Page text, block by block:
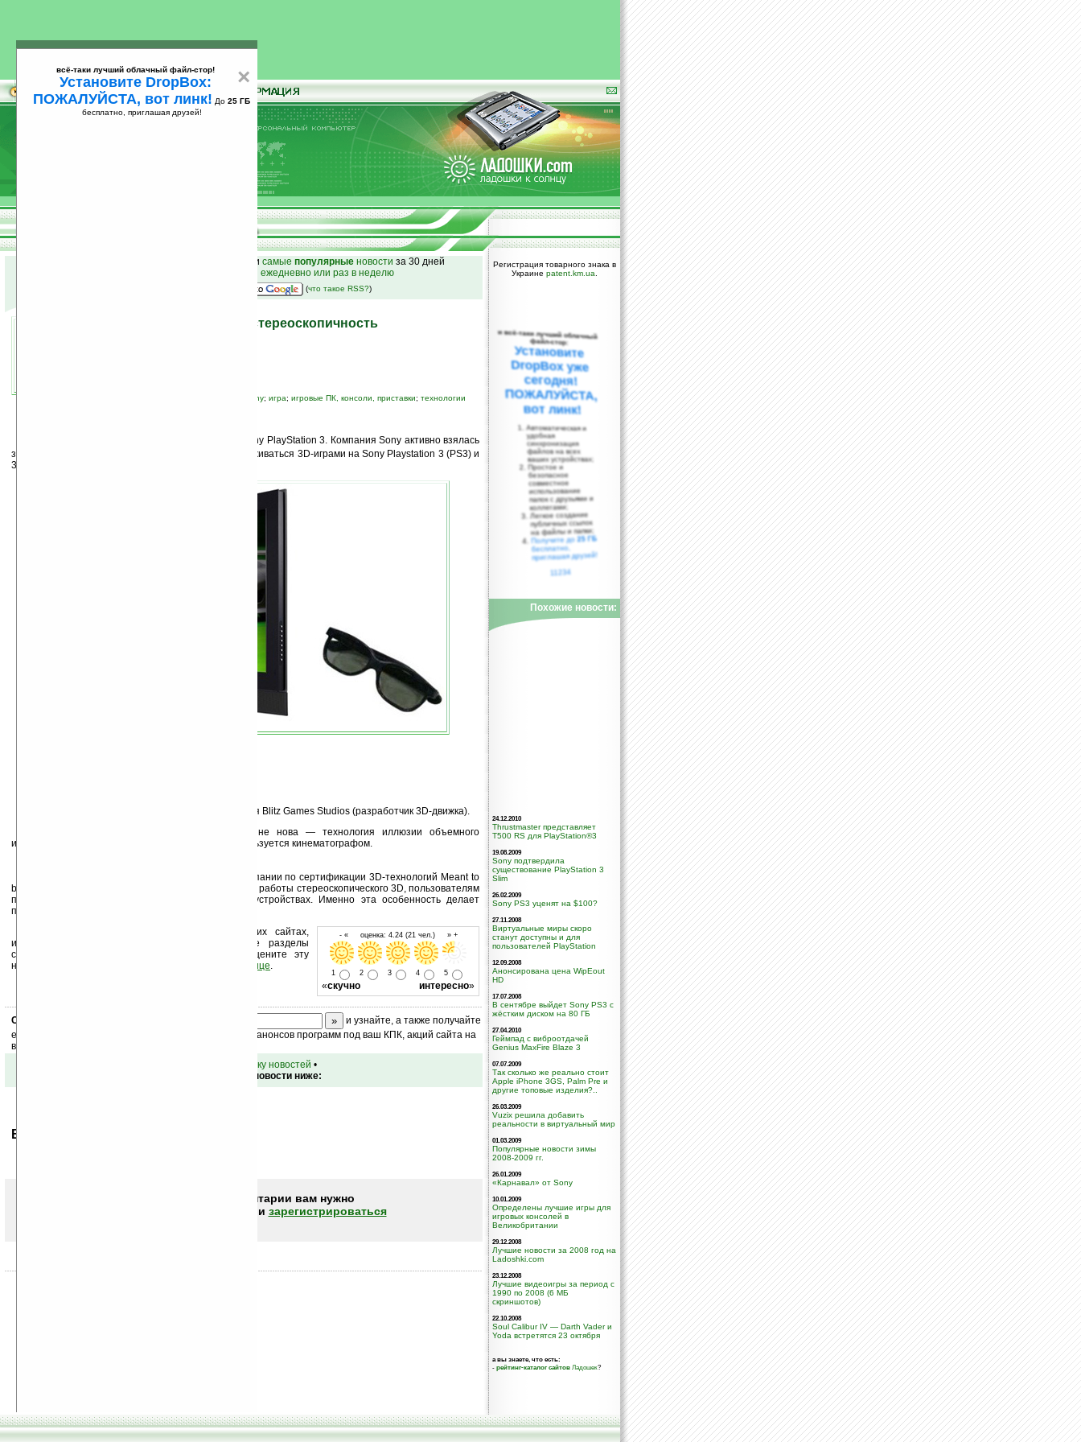
25
и самые популярные новости за 30 дней
на email ежедневно или раз в неделю
(что такое RSS?)
ЗD-реальность от Sony: стереоскопичность
Sony; игра; игровые ПК, консоли, приставки; технологии
009 год будет знаковым для поклонников Sony PlayStation 3. Компания Sony активно взялась
за внедрение технологии 3D, которая будет поддерживаться 3D-играми на Sony Playstation 3 (PS3) и
3D-видео Blu-Ray.
Помогать развивать идею Sony будет компания Blitz Games Studios (разработчик 3D-движка).
Нужно отметить, что идея сама по себе не нова — технология иллюзии объемного
изображения родилась очень давно и активно используется кинематографом.
Нил Шнайдер (Neil Schneider), президент компании по сертификации 3D-технологий Meant to
be Seen, написал, что для внедрения и полноценной работы стереоскопического 3D, пользователям
потребуется всего лишь обновить BIOS в своих устройствах. Именно эта особенность делает
продукцию Sony уникальной в своем роде.
- « оценка: 4.24 (21 чел.) » +
1 2 3 4 5
«скучно интересно»
Устанавливайте линк на Ладошки на своих сайтах,
изучайте коммерческую информацию, посещайте разделы
сайта (форум, чат, новости, файлы, прочие). Оцените эту
новость и оставьте свой комментарий
ниже на странице.
Скоро
и узнайте, а также получайте
ежедневный или еженедельный дайджест новостей, анонсов программ под ваш КПК, акций сайта на
ваш почтовый ящик.
вернуться к списку новостей •
Обсуждение этой новости ниже:
Ваше мнение будет первым.
Чтобы писать комментарии вам нужно
или зарегистрироваться
Регистрация товарного знака в
Украине patent.km.ua
×
всё-таки лучший облачный файл-стор!
Установите DropBox:
ПОЖАЛУЙСТА, вот линк! До 25 ГБ
бесплатно, приглашая друзей!
и всё-таки лучший облачный
файл-стор:
Установите
DropBox уже
сегодня!
ПОЖАЛУЙСТА,
вот линк!
Автоматическая и
удобная
синхронизация
файлов на всех
ваших устройствах;
Простое и
безопасное
совместное
использование
папок с друзьями и
коллегами;
Легкое создание
публичных ссылок
на файлы и папки;
Получите до25 ГБ
бесплатно,
приглашая друзей!
11234
Похожие новости:
24.12.2010
Thrustmaster представляет
T500 RS для PlayStation®3
19.08.2009
Sony подтвердила
существование PlayStation 3
Slim
26.02.2009
Sony PS3 уценят на $100?
27.11.2008
Виртуальные миры скоро
станут доступны и для
пользователей PlayStation
12.09.2008
Анонсирована цена WipEout
HD
17.07.2008
В сентябре выйдет Sony PS3 с
жёстким диском на 80 ГБ
27.04.2010
Геймпад с виброотдачей
Genius MaxFire Blaze 3
07.07.2009
Так сколько же реально стоит
Apple iPhone 3GS, Palm Pre и
другие топовые изделия?..
26.03.2009
Vuzix решила добавить
реальности в виртуальный мир
01.03.2009
Популярные новости зимы
2008-2009 гг.
26.01.2009
«Карнавал» от Sony
10.01.2009
Определены лучшие игры для
игровых консолей в
Великобритании
29.12.2008
Лучшие новости за 2008 год на
Ladoshki.com
23.12.2008
Лучшие видеоигры за период с
1990 по 2008 (6 МБ
скриншотов)
22.10.2008
Soul Calibur IV — Darth Vader и
Yoda встретятся 23 октября
а вы знаете, что есть:
- рейтинг-каталог сайтов Ладошек?